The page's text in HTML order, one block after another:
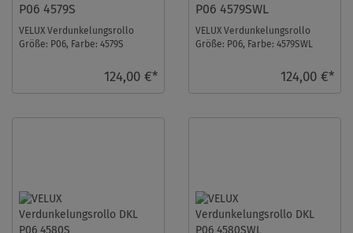
P06 4579S
VELUX Verdunkelungsrollo
Größe: P06, Farbe: 4579S
124,00 €*
P06 4579SWL
VELUX Verdunkelungsrollo
Größe: P06, Farbe: 4579SWL
124,00 €*